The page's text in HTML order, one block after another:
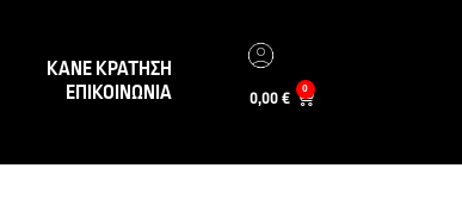
ΚΑΝΕ ΚΡΑΤΗΣΗ
ΕΠΙΚΟΙΝΩΝΙΑ
0,00€ 0